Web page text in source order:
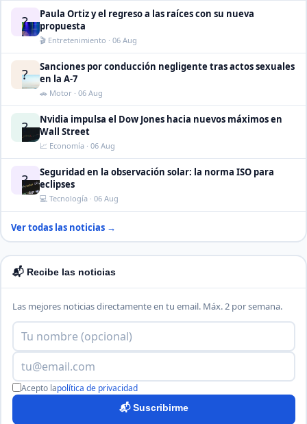
?
Paula Ortiz y el regreso a las raíces con su nueva
propuesta
🎬 Entretenimiento · 06 Aug
?
Sanciones por conducción negligente tras actos sexuales
en la A-7
🚗 Motor · 06 Aug
?
Nvidia impulsa el Dow Jones hacia nuevos máximos en
Wall Street
📈 Economía · 06 Aug
?
Seguridad en la observación solar: la norma ISO para
eclipses
💻 Tecnología · 06 Aug
Ver todas las noticias →
📬 Recibe las noticias
Las mejores noticias directamente en tu email. Máx. 2 por semana.
Acepto lapolítica de privacidad
📬 Suscribirme